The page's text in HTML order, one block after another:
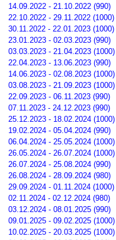
14.09.2022 - 21.10.2022 (990)
22.10.2022 - 29.11.2022 (1000)
30.11.2022 - 22.01.2023 (1000)
23.01.2023 - 02.03.2023 (990)
03.03.2023 - 21.04.2023 (1000)
22.04.2023 - 13.06.2023 (990)
14.06.2023 - 02.08.2023 (1000)
03.08.2023 - 21.09.2023 (1000)
22.09.2023 - 06.11.2023 (990)
07.11.2023 - 24.12.2023 (990)
25.12.2023 - 18.02.2024 (1000)
19.02.2024 - 05.04.2024 (990)
06.04.2024 - 25.05.2024 (1000)
26.05.2024 - 26.07.2024 (1000)
26.07.2024 - 25.08.2024 (990)
26.08.2024 - 28.09.2024 (980)
29.09.2024 - 01.11.2024 (1000)
02.11.2024 - 02.12.2024 (980)
03.12.2024 - 08.01.2025 (990)
09.01.2025 - 09.02.2025 (1000)
10.02.2025 - 20.03.2025 (1000)